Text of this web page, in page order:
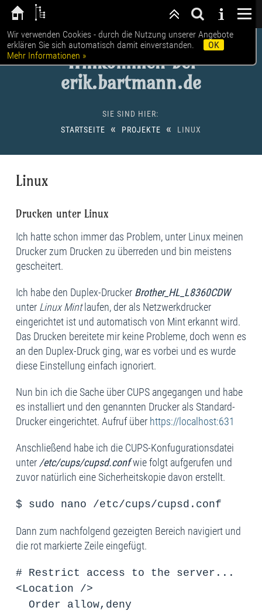
Willkommen bei
erik.bartmann.de
SIE SIND HIER:
STARTSEITE
« PROJEKTE « LINUX
Linux
Drucken unter Linux
Ich hatte schon immer das Problem, unter Linux meinen
Drucker zum Drucken zu überreden und bin meistens
gescheitert.
Ich habe den Duplex-Drucker Brother_HL_L8360CDW
unter Linux Mintlaufen, der als Netzwerkdrucker
eingerichtet ist und automatisch von Mint erkannt wird.
Das Drucken bereitete mir keine Probleme, doch wenn es
an den Duplex-Druck ging, war es vorbei und es wurde
diese Einstellung einfach ignoriert.
Nun bin ich die Sache über CUPS angegangen und habe
es installiert und den genannten Drucker als Standard-
Drucker eingerichtet. Aufruf über https://localhost:631
Anschließend habe ich die CUPS-Konfugurationsdatei
unter /etc/cups/cupsd.confwie folgt aufgerufen und
zuvor natürlich eine Sicherheitskopie davon erstellt.
$ sudo nano /etc/cups/cupsd.conf
Dann zum nachfolgend gezeigten Bereich navigiert und
die rot markierte Zeile eingefügt.
# Restrict access to the server...
<Location />
Order allow,deny
Wir verwenden Cookies - durch die Nutzung unserer Angebote
erklären Sie sich automatisch damit einverstanden.
OK
Mehr Informationen »